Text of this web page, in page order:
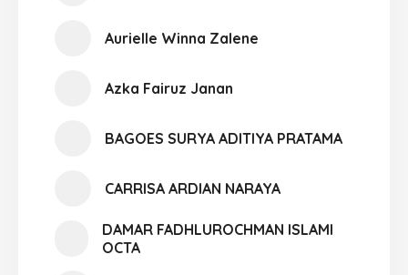
Aurielle Winna Zalene
Azka Fairuz Janan
BAGOES SURYA ADITIYA PRATAMA
CARRISA ARDIAN NARAYA
DAMAR FADHLUROCHMAN ISLAMI
OCTA